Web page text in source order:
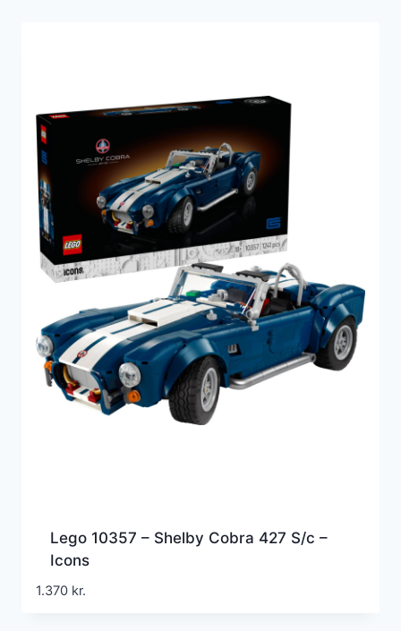
Lego 10357 – Shelby Cobra 427 S/c –
Icons
1.370 kr.